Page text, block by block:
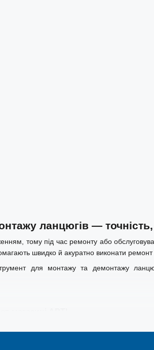
ланцюгів — точність,
тому під час ремонту або
швидко й акуратно виконати ремонт
для монтажу та демонтажу